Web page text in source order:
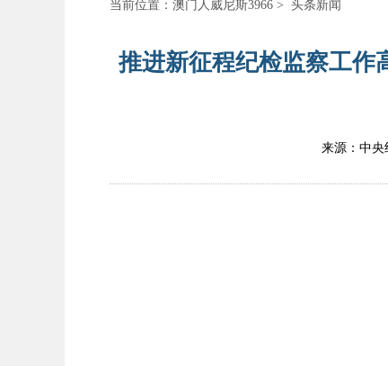
当前位置： 澳门人威尼斯3966 > 头条新闻
推进新征程纪检监察工作
来源：中央